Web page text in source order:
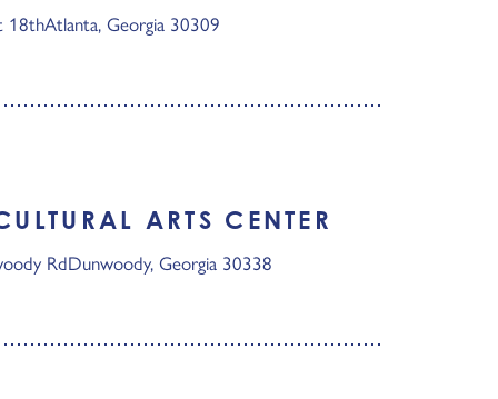
18thAtlanta, Georgia 30309
ARTS CENTER
RdDunwoody, Georgia 30338